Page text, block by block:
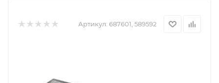
Артикул: 687601, 589592